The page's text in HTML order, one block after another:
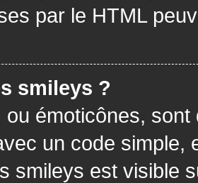
par le HTML
smileys ?
ou émoticônes,
un code simple,
smileys est visible